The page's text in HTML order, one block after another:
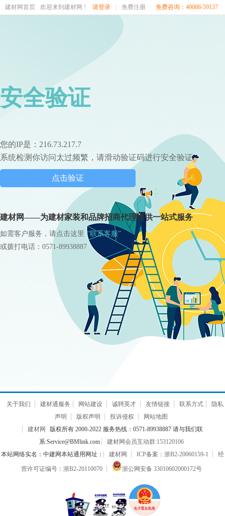
建材网首页 欢迎来到建材网 ! 请登录 免费注册 免费咨询：40088-59137
安全验证
您的IP是：216.73.217.7
系统检测你访问太过频繁，请滑动验证码进行安全验证
点击验证
建材网——为建材家装和品牌招商代理提供一站式服务
如需客户服务，请点击这里 “联系客服”
或拨打电话：0571-89938887
关于我们 建材通服务 网站建设 诚聘英才 友情链接 联系方式
隐私
声明
版权声明 投诉侵权
网站地图
建材网
版权所有 2000-2022 服务热线：0571-89938887 请与我们联
系:Service@BMlink.com
建材网会员互动群:153120106
本站网络实名：中建网本站通用网址：
建材网 ICP备案：浙B2-20060159-1 经
营许可证编号：浙B2-20110070 浙公网安备 33010602000172号